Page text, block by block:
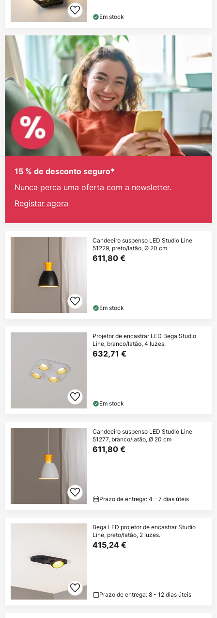
Em stock
15 % de desconto seguro*
Nunca perca uma oferta com a newsletter.
Registar agora
Candeeiro suspenso LED Studio Line
51229, preto/latão, Ø 20 cm
611,80 €
Em stock
Projetor de encastrar LED Bega Studio
Line, branco/latão, 4 luzes.
632,71 €
Em stock
Candeeiro suspenso LED Studio Line
51277, branco/latão, Ø 20 cm
611,80 €
Prazo de entrega: 4 - 7 dias úteis
Bega LED projetor de encastrar Studio
Line, preto/latão, 2 luzes.
415,24 €
Prazo de entrega: 8 - 12 dias úteis